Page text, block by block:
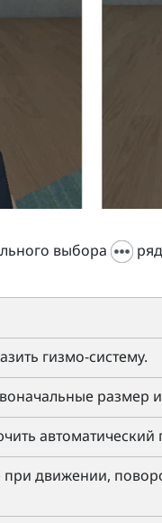
выбора
гизмо-систему.
размер
автоматический
при движении,